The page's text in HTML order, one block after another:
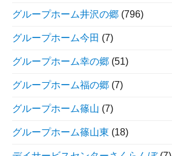
グループホーム井沢の郷 (796)
グループホーム今田 (7)
グループホーム幸の郷 (51)
グループホーム福の郷 (7)
グループホーム篠山 (7)
グループホーム篠山東 (18)